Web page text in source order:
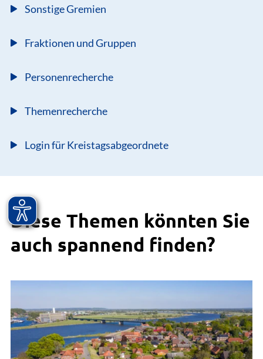
Sonstige Gremien
Fraktionen und Gruppen
Personenrecherche
Themenrecherche
Login für Kreistagsabgeordnete
Diese Themen könnten Sie
auch spannend finden?